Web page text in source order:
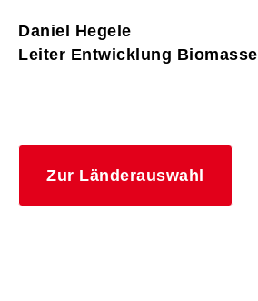
Daniel Hegele
Leiter Entwicklung Biomasse
Zur Länderauswahl